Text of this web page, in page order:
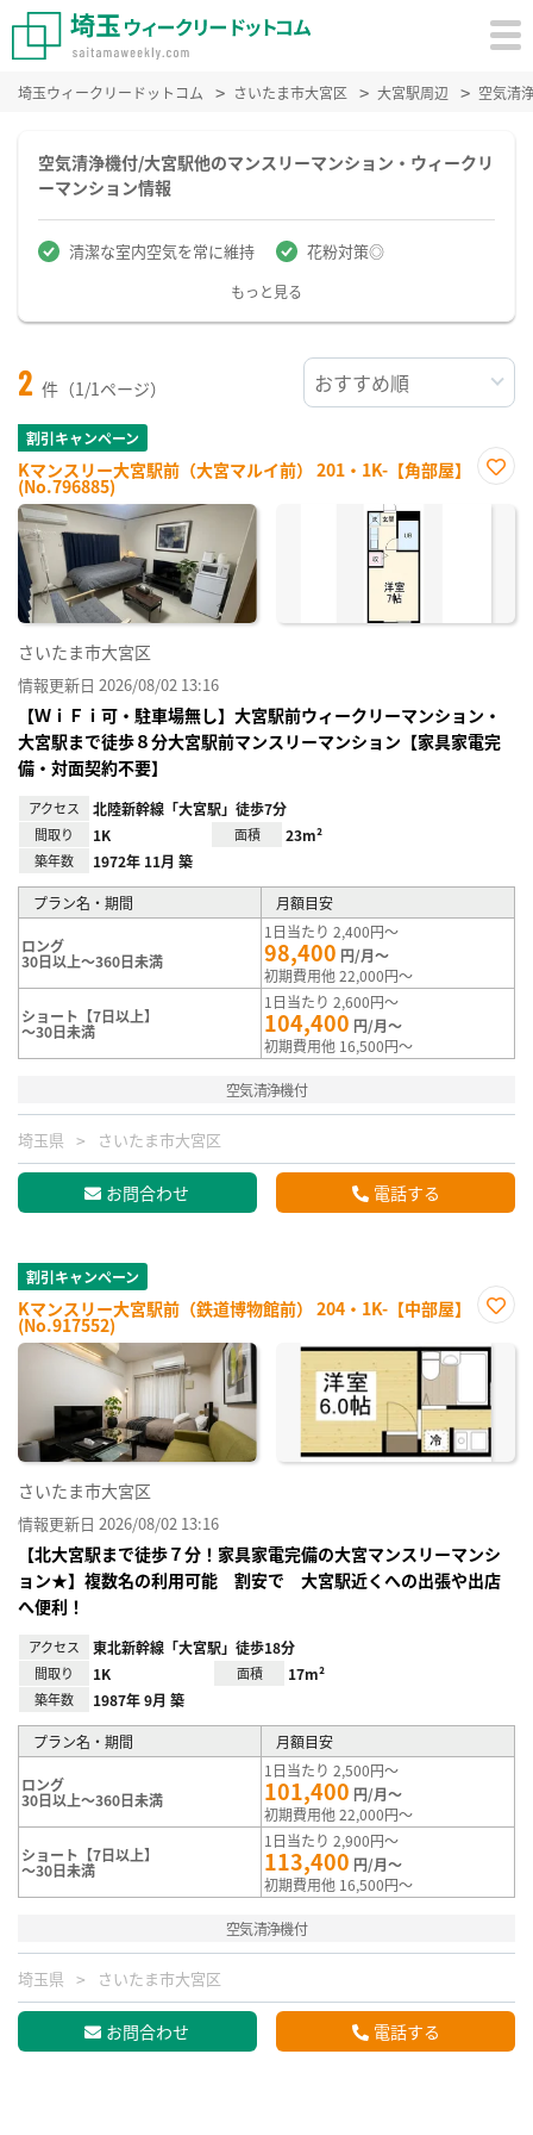
埼玉ウィークリードットコム さいたま市大宮区 大宮駅周辺 空気清
空気清浄機付/大宮駅他のマンスリーマンション・ウィークリ
ーマンション情報
清潔な室内空気を常に維持 花粉対策◎
もっと見る
2 件（1/1ページ）
割引キャンペーン
Kマンスリー大宮駅前（大宮マルイ前） 201・1K-【角部屋】
(No.796885)
に入
さいたま市大宮区
情報更新日 2026/08/02 13:16
【ＷｉＦｉ可・駐車場無し】大宮駅前ウィークリーマンション・
大宮駅まで徒歩８分大宮駅前マンスリーマンション【家具家電完
備・対面契約不要】
アクセス 北陸新幹線「大宮駅」徒歩7分
間取り 1K 面積 23m²
築年数 1972年 11月 築
プラン名・期間 月額目安
ロング
30日以上～360日未満
1日当たり 2,400円～
98,400 円/月～
初期費用他 22,000円～
ショート【7日以上】
～30日未満
1日当たり 2,600円～
104,400 円/月～
初期費用他 16,500円～
空気清浄機付
埼玉県 さいたま市大宮区
お問合わせ 電話する
割引キャンペーン
Kマンスリー大宮駅前（鉄道博物館前） 204・1K-【中部屋】
(No.917552)
に入
録
さいたま市大宮区
情報更新日 2026/08/02 13:16
【北大宮駅まで徒歩７分！家具家電完備の大宮マンスリーマンシ
ョン★】複数名の利用可能 割安で 大宮駅近くへの出張や出店
へ便利！
アクセス 東北新幹線「大宮駅」徒歩18分
間取り 1K 面積 17m²
築年数 1987年 9月 築
プラン名・期間 月額目安
ロング
30日以上～360日未満
1日当たり 2,500円～
101,400 円/月～
初期費用他 22,000円～
ショート【7日以上】
～30日未満
1日当たり 2,900円～
113,400 円/月～
初期費用他 16,500円～
空気清浄機付
埼玉県 さいたま市大宮区
お問合わせ 電話する